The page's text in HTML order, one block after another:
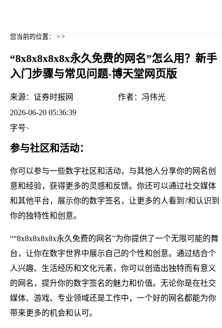
您当前的位置： > >
“8x8x8x8x8x永久免费的网名”怎么用？新手
入门步骤与常见问题-博天堂网页版
来源： 证券时报网 作者： 冯伟光
2026-06-20 05:36:39
字号
参与社区和活动：
你可以参与一些数字社区和活动，与其他人分享你的网名创
意和经验，获得更多的灵感和反馈。你还可以通过社交媒体
和其他平台，展示你的数字签名，让更多的人看到?和认识到
你的独特性和创意。
““8x8x8x8x8x永久免费的网名”为你提供了一个无限可能的舞
台，让你在数字世界中展示自己的个性和创意。通过结合个
人兴趣、生活经历和文化元素，你可以创造出独特而有意义
的网名，提升你的数字签名的魅力和价值。无论你是在社交
媒体、游戏、专业领域还是工作中，一个好的网名都能为你
带来更多的机会和认可。